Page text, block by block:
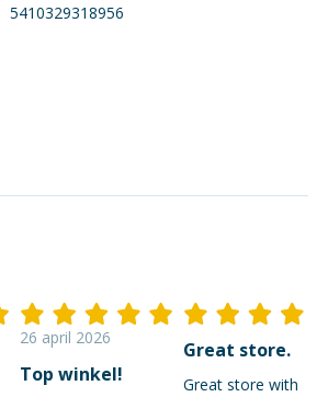
5410329318956
26 april 2026
Top winkel!
Great store.
Great store with